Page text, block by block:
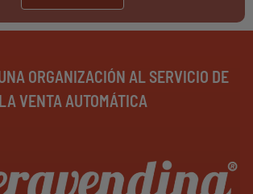
ORGANIZACIÓN AL SERVICIO DE
LA VENTA AUTOMÁTICA